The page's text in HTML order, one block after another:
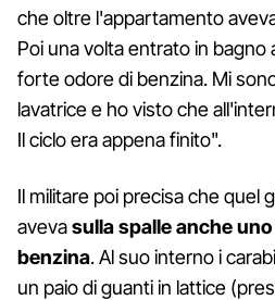
che oltre l'appartamento
Poi una volta entrato in bagno
forte odore di benzina. Mi
lavatrice e ho visto che
Il ciclo era appena finito".
Il militare poi precisa che quel
avevasulla spalle anche
benzina. Al suo interno i
un paio di guanti in lattice